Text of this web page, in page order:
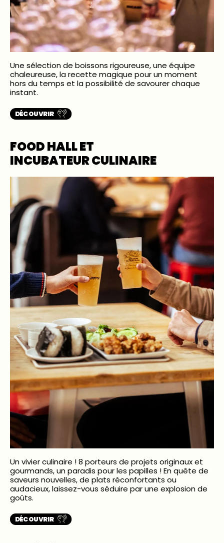
Une sélection de boissons rigoureuse, une équipe
chaleureuse, la recette magique pour un moment
hors du temps et la possibilité de savourer chaque
instant.
DÉCOUVRIR
FOOD HALL ET
INCUBATEUR CULINAIRE
Un vivier culinaire ! 8 porteurs de projets originaux et
gourmands, un paradis pour les papilles ! En quête de
saveurs nouvelles, de plats réconfortants ou
audacieux, laissez-vous séduire par une explosion de
goûts.
DÉCOUVRIR